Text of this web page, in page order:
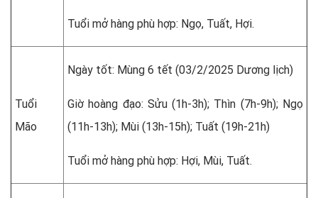
Tuổi mở hàng phù hợp: Ngọ, Tuất, Hợi.
Tuổi
Mão
Ngày tốt: Mùng 6 tết (03/2/2025 Dương lịch)
Giờ hoàng đạo: Sửu (1h-3h); Thìn (7h-9h); Ngọ
(11h-13h); Mùi (13h-15h); Tuất (19h-21h)
Tuổi mở hàng phù hợp: Hợi, Mùi, Tuất.